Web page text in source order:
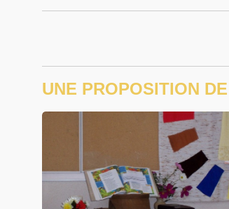
UNE PROPOSITION